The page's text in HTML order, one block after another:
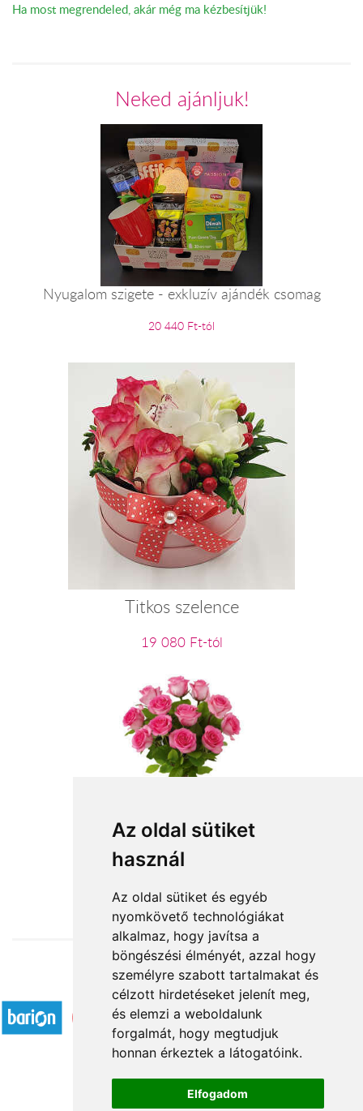
Az oldal sütiket
használ
Az oldal sütiket és egyéb
nyomkövető technológiákat
alkalmaz, hogy javítsa a
böngészési élményét, azzal hogy
személyre szabott tartalmakat és
célzott hirdetéseket jelenít meg,
és elemzi a weboldalunk
forgalmát, hogy megtudjuk
honnan érkeztek a látogatóink.
Elfogadom
Ha most megrendeled, akár még ma kézbesítjük!
Neked ajánljuk!
Nyugalom szigete - exkluzív ajándék csomag
20 440 Ft-tól
Titkos szelence
19 080 Ft-tól
Szálas virágok: rózsaszín rózsa
Elfogadott fizetési módok
Á.SZ.F.